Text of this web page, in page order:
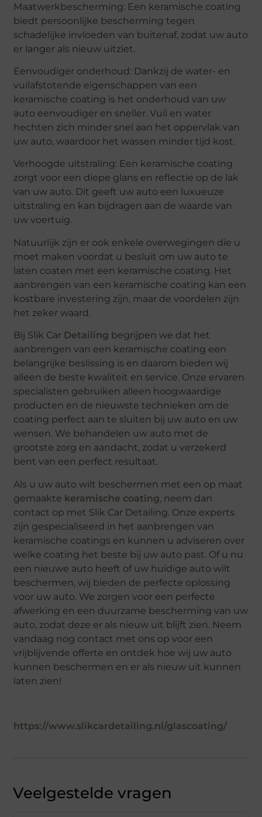
Maatwerkbescherming: Een keramische coating
biedt persoonlijke bescherming tegen
schadelijke invloeden van buitenaf, zodat uw auto
er langer als nieuw uitziet.
Eenvoudiger onderhoud: Dankzij de water- en
vuilafstotende eigenschappen van een
keramische coating is het onderhoud van uw
auto eenvoudiger en sneller. Vuil en water
hechten zich minder snel aan het oppervlak van
uw auto, waardoor het wassen minder tijd kost.
Verhoogde uitstraling: Een keramische coating
zorgt voor een diepe glans en reflectie op de lak
van uw auto. Dit geeft uw auto een luxueuze
uitstraling en kan bijdragen aan de waarde van
uw voertuig.
Natuurlijk zijn er ook enkele overwegingen die u
moet maken voordat u besluit om uw auto te
laten coaten met een keramische coating. Het
aanbrengen van een keramische coating kan een
kostbare investering zijn, maar de voordelen zijn
het zeker waard.
Bij Slik Car Detailing begrijpen we dat het
aanbrengen van een keramische coating een
belangrijke beslissing is en daarom bieden wij
alleen de beste kwaliteit en service. Onze ervaren
specialisten gebruiken alleen hoogwaardige
producten en de nieuwste technieken om de
coating perfect aan te sluiten bij uw auto en uw
wensen. We behandelen uw auto met de
grootste zorg en aandacht, zodat u verzekerd
bent van een perfect resultaat.
Als u uw auto wilt beschermen met een op maat
gemaakte keramische coating, neem dan
contact op met Slik Car Detailing. Onze experts
zijn gespecialiseerd in het aanbrengen van
keramische coatings en kunnen u adviseren over
welke coating het beste bij uw auto past. Of u nu
een nieuwe auto heeft of uw huidige auto wilt
beschermen, wij bieden de perfecte oplossing
voor uw auto. We zorgen voor een perfecte
afwerking en een duurzame bescherming van uw
auto, zodat deze er als nieuw uit blijft zien. Neem
vandaag nog contact met ons op voor een
vrijblijvende offerte en ontdek hoe wij uw auto
kunnen beschermen en er als nieuw uit kunnen
laten zien!
https://www.slikcardetailing.nl/glascoating/
Veelgestelde vragen